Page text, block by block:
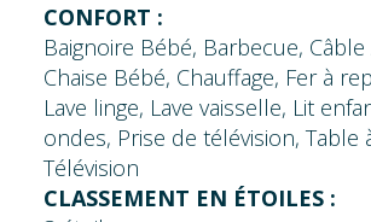
CONFORT :
Baignoire Bébé, Barbecue,
Chaise Bébé, Chauffage, Fer à
Lave linge, Lave vaisselle, Lit
ondes, Prise de télévision, Table
Télévision
CLASSEMENT EN ÉTOILES :